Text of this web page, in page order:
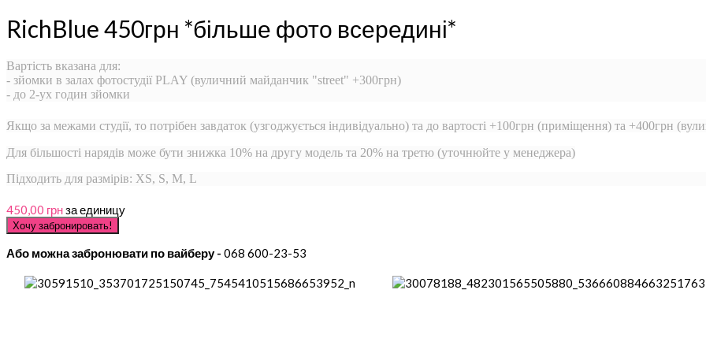
RichBlue 450грн *більше фото всередині*
Вартість вказана для:
- зйомки в залах фотостудії PLAY (вуличний майданчик "street" +300грн)
- до 2-ух годин зйомки
Якщо за межами студії, то потрібен завдаток (узгоджується індивідуально) та до вартості +100грн (приміщення) та +400грн
Для більшості нарядів може бути знижка 10% на другу модель та 20% на третю (уточнюйте у менеджера)
Підходить для размірів: XS, S, M, L
450,00 грнза единицу
Або можна забронювати по вайберу - 068 600-23-53